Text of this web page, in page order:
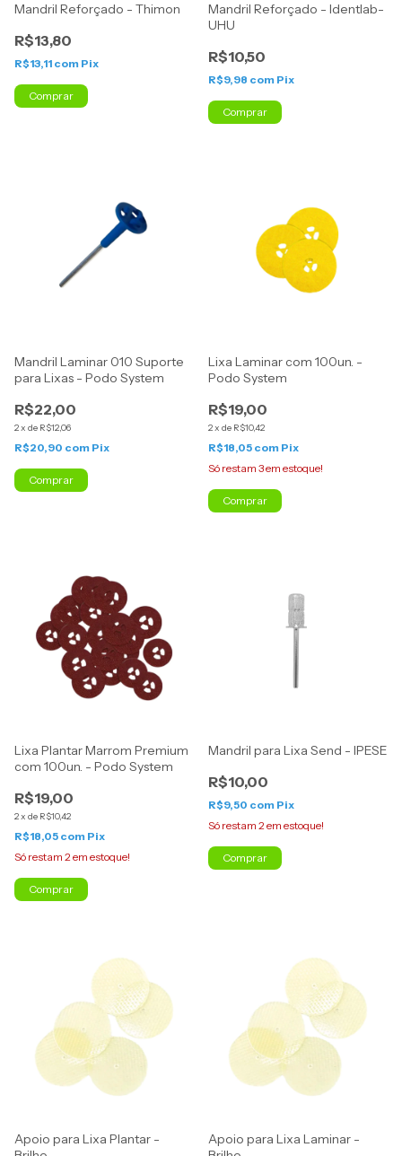
Mandril Reforçado - Thimon
R$13,80
R$13,11 com Pix
Mandril Reforçado - Identlab-
UHU
R$10,50
R$9,98 com Pix
Mandril Laminar 010 Suporte
para Lixas - Podo System
R$22,00
2x de R$12,06
R$20,90 com Pix
Comprar
Lixa Laminar com 100un. -
Podo System
R$19,00
2x de R$10,42
R$18,05 com Pix
Só restam 3em estoque!
Comprar
Lixa Plantar Marrom Premium
com 100un. - Podo System
R$19,00
2x de R$10,42
R$18,05 com Pix
Só restam 2em estoque!
Comprar
Mandril para Lixa Send - IPESE
R$10,00
R$9,50 com Pix
Só restam 2em estoque!
Apoio para Lixa Plantar -
Apoio para Lixa Laminar -